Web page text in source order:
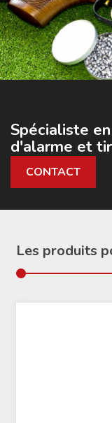
Spécialiste
d'alarme et
CONTACT
Les produits